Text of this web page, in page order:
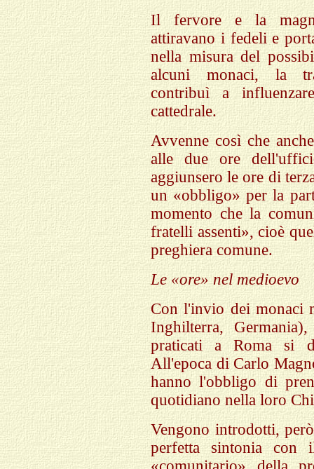
Il fervore e la
attiravano i fedeli e
nella misura del
alcuni monaci, la
contribuì a
cattedrale.
Avvenne così che
alle due ore
aggiunsero le ore di
un «obbligo» per la
momento che la
fratelli assenti», cioè
preghiera comune.
Le «ore» nel medioevo
Con l'invio dei monaci
Inghilterra,
praticati a Roma si
All'epoca di Carlo
hanno l'obbligo di
quotidiano nella loro
Vengono introdotti,
perfetta sintonia con